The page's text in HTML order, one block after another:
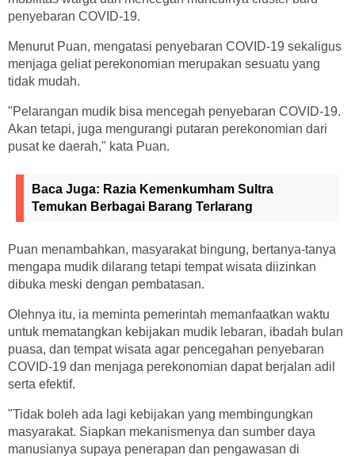
penyebaran COVID-19.
Menurut Puan, mengatasi penyebaran COVID-19 sekaligus
menjaga geliat perekonomian merupakan sesuatu yang
tidak mudah.
"Pelarangan mudik bisa mencegah penyebaran COVID-19.
Akan tetapi, juga mengurangi putaran perekonomian dari
pusat ke daerah," kata Puan.
Baca Juga: Razia Kemenkumham Sultra
Temukan Berbagai Barang Terlarang
Puan menambahkan, masyarakat bingung, bertanya-tanya
mengapa mudik dilarang tetapi tempat wisata diizinkan
dibuka meski dengan pembatasan.
Olehnya itu, ia meminta pemerintah memanfaatkan waktu
untuk mematangkan kebijakan mudik lebaran, ibadah bulan
puasa, dan tempat wisata agar pencegahan penyebaran
COVID-19 dan menjaga perekonomian dapat berjalan adil
serta efektif.
"Tidak boleh ada lagi kebijakan yang membingungkan
masyarakat. Siapkan mekanismenya dan sumber daya
manusianya supaya penerapan dan pengawasan di